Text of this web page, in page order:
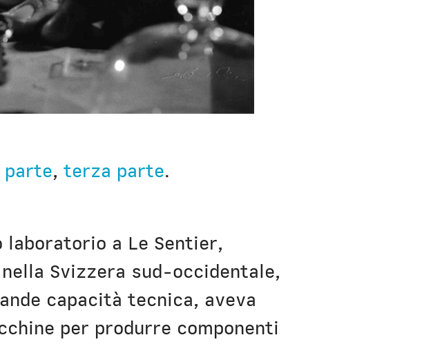
parte, terza parte.
laboratorio a Le Sentier,
Svizzera sud-occidentale,
capacità tecnica, aveva
per produrre componenti